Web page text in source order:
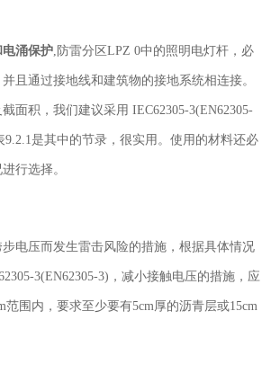
涌保护, 防雷分区LPZ 0中的照明电灯杆，必
且通过接地线和建筑物的接地系统相连接。
面积，我们建议采用 IEC62305-3(EN62305-
9.2.1是其中的节录，很实用。使用的材料还必
行选择。
电压而发生雷击风险的措施，根据具体情况
3(EN62305-3) ，减小接触电压的措施，应
范围内，要求至少要有5cm厚的沥青层或15cm